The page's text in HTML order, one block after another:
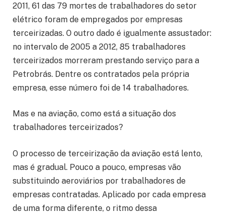
2011, 61 das 79 mortes de trabalhadores do setor
elétrico foram de empregados por empresas
terceirizadas. O outro dado é igualmente assustador:
no intervalo de 2005 a 2012, 85 trabalhadores
terceirizados morreram prestando serviço para a
Petrobrás. Dentre os contratados pela própria
empresa, esse número foi de 14 trabalhadores.
Mas e na aviação, como está a situação dos
trabalhadores terceirizados?
O processo de terceirização da aviação está lento,
mas é gradual. Pouco a pouco, empresas vão
substituindo aeroviários por trabalhadores de
empresas contratadas. Aplicado por cada empresa
de uma forma diferente, o ritmo dessa